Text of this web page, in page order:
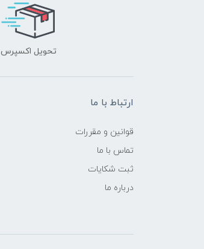
تحویل اکسپرس
ارتباط با ما
قوانین و مقررات
تماس با ما
ثبت شکایات
درباره ما